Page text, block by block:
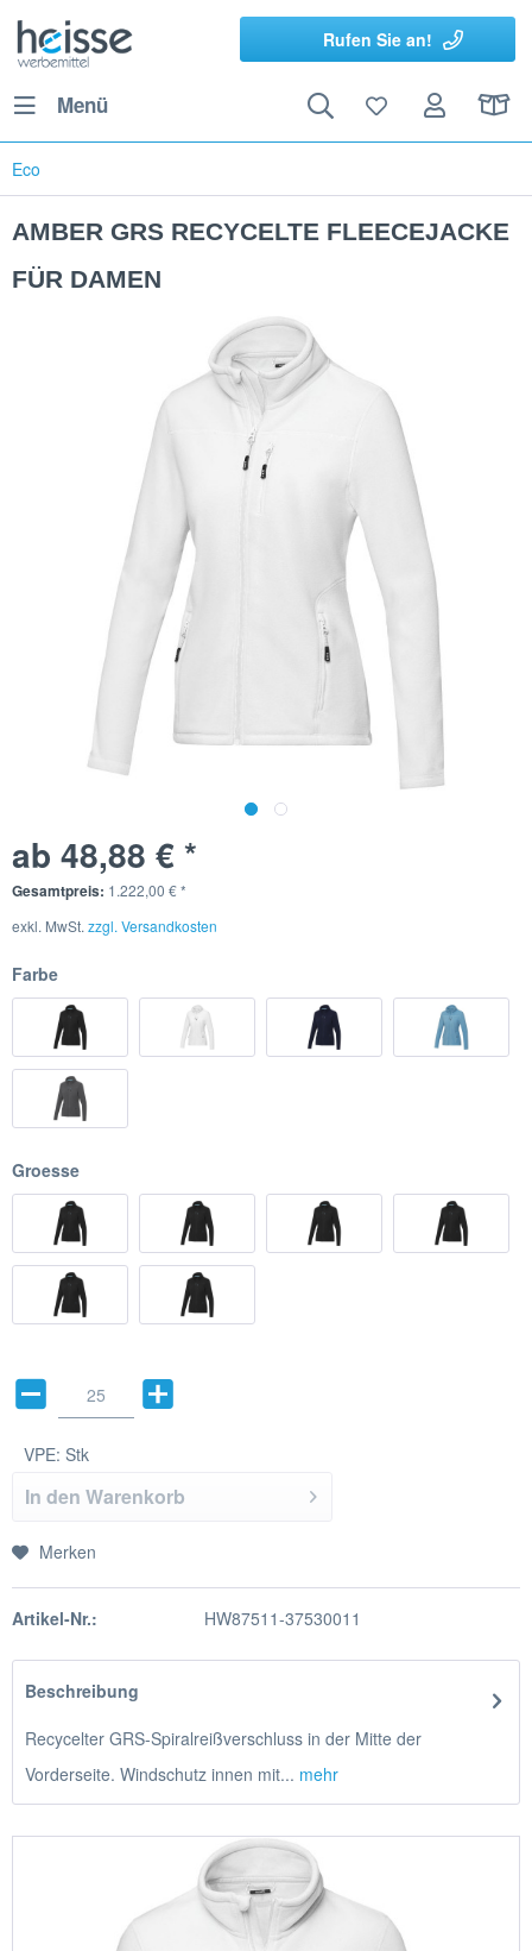
Rufen Sie an!
Menü
Eco
AMBER GRS RECYCELTE FLEECEJACKE
FÜR DAMEN
ab 48,88 € *
Gesamtpreis: 1.222,00 €*
exkl. MwSt. zzgl. Versandkosten
Farbe
Groesse
VPE: Stk
In den Warenkorb
Merken
Artikel-Nr.: HW87511-37530011
Beschreibung
Recycelter GRS-Spiralreißverschluss in der Mitte der
Vorderseite. Windschutz innen mit... mehr